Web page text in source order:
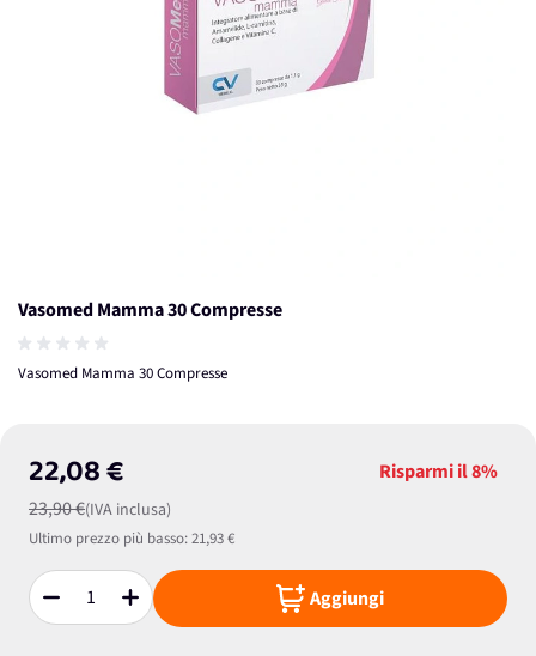
Vasomed Mamma 30 Compresse
Vasomed Mamma 30 Compresse
22,08 €
23,90 €(IVA inclusa)
Risparmi il8%
Ultimo prezzo più basso:21,93 €
Quantità Aggiungi